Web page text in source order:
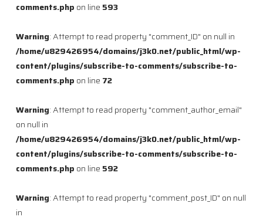
comments.php on line 593
Warning: Attempt to read property "comment_ID" on null in
/home/u829426954/domains/j3k0.net/public_html/wp-
content/plugins/subscribe-to-comments/subscribe-to-
comments.php on line 72
Warning: Attempt to read property "comment_author_email"
on null in
/home/u829426954/domains/j3k0.net/public_html/wp-
content/plugins/subscribe-to-comments/subscribe-to-
comments.php on line 592
Warning: Attempt to read property "comment_post_ID" on null
in